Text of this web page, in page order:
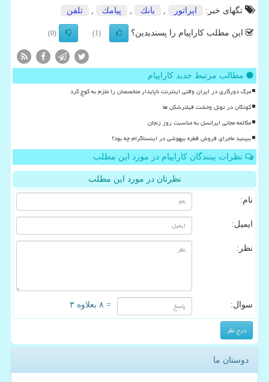
تگهای خبر:
اپراتور بانك پیامك تلفن
این مطلب کاراپیام را پسندیدین؟ (1)
(0)
مطالب مرتبط جدید کاراپیام
مرگ دورکاری در ایران وقتی اینترنت ناپایدار متخصصان را ملزم به کوچ کرد
کودکان در تونل وحشت فیلترشکن ها
مکالمه مجانی ایرانسل به مناسبت روز زنجان
ببینید ماجرای فروش قطره بیهوشی در اینستاگرام چه بود؟
نظرات بینندگان کاراپیام در مورد این مطلب
نظرتان در مورد این مطلب
نام:
ایمیل:
نظر:
سوال: = ۸ بعلاوه ۳
دوستان ما